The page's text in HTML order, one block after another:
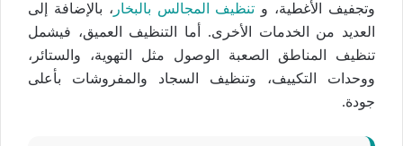
وتجفيف الأغطية، و تنظيف المجالس بالبخار ، بالإضافة إلى
العديد من الخدمات الأخرى. أما التنظيف العميق، فيشمل
تنظيف المناطق الصعبة الوصول مثل التهوية، والستائر،
ووحدات التكييف، وتنظيف السجاد والمفروشات بأعلى
جودة.